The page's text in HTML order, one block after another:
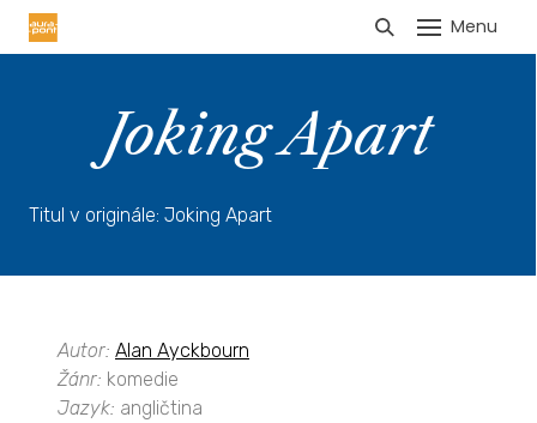
Menu
Joking Apart
Titul v originále: Joking Apart
Autor: Alan Ayckbourn
Žánr: komedie
Jazyk: angličtina